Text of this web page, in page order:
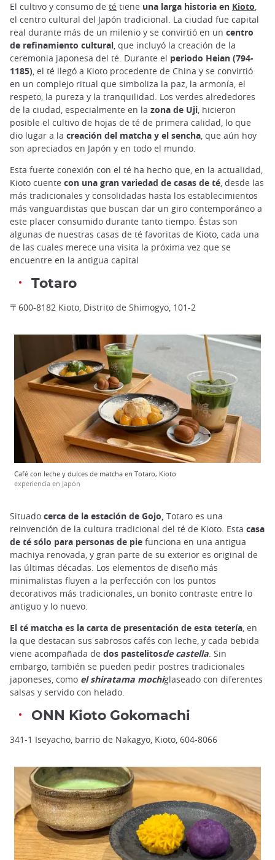
El cultivo y consumo de té tiene una larga historia en Kioto,
el centro cultural del Japón tradicional. La ciudad fue capital
real durante más de un milenio y se convirtió en un centro
de refinamiento cultural, que incluyó la creación de la
ceremonia japonesa del té. Durante el periodo Heian (794-
1185), el té llegó a Kioto procedente de China y se convirtió
en un complejo ritual que simboliza la paz, la armonía, el
respeto, la pureza y la tranquilidad. Los verdes alrededores
de la ciudad, especialmente en la zona de Uji, hicieron
posible el cultivo de hojas de té de primera calidad, lo que
dio lugar a la creación del matcha y el sencha, que aún hoy
son apreciados en Japón y en todo el mundo.
Esta fuerte conexión con el té ha hecho que, en la actualidad,
Kioto cuente con una gran variedad de casas de té, desde las
más tradicionales y consolidadas hasta los establecimientos
más vanguardistas que buscan dar un giro contemporáneo a
este placer consumido durante tanto tiempo. Éstas son
algunas de nuestras casas de té favoritas de Kioto, cada una
de las cuales merece una visita la próxima vez que se
encuentre en la antigua capital
Totaro
〒600-8182 Kioto, Distrito de Shimogyo, 101-2
Café con leche y dulces de matcha en Totaro, Kioto
experiencia en Japón
Situado cerca de la estación de Gojo, Totaro es una
reinvención de la cultura tradicional del té de Kioto. Esta casa
de té sólo para personas de pie funciona en una antigua
machiya renovada, y gran parte de su exterior es original de
las últimas décadas. Los elementos de diseño más
minimalistas fluyen a la perfección con los puntos
decorativos más tradicionales, un bonito contraste entre lo
antiguo y lo nuevo.
El té matcha es la carta de presentación de esta tetería, en
la que destacan sus sabrosos cafés con leche, y cada bebida
viene acompañada de dos pastelitosde castella. Sin
embargo, también se pueden pedir postres tradicionales
japoneses, como el shiratama mochiglaseado con diferentes
salsas y servido con helado.
ONN Kioto Gokomachi
341-1 Iseyacho, barrio de Nakagyo, Kioto, 604-8066